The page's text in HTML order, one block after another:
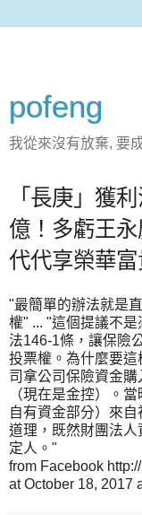
pofeng
我從來沒有放棄, 要
「長庚」獲
億！多虧王
代代享榮華富
"最簡單的辦法就是
權" ... "這個提議不
法146-1條，讓保險
投票權。為什麼要
司拿公司保險資金
（現在是金控）。
自有資金部分）來
道理，既然財團法
定人。"
from Facebook
at October 18, 2017